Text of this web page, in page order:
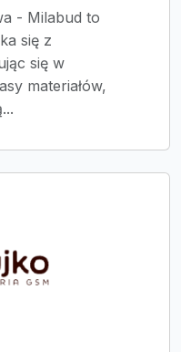
- Milabud to
się z
się w
materiałów,